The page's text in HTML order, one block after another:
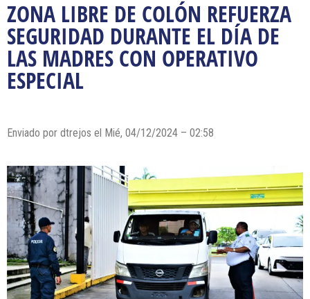
ZONA LIBRE DE COLÓN REFUERZA
SEGURIDAD DURANTE EL DÍA DE
LAS MADRES CON OPERATIVO
ESPECIAL
Enviado por dtrejos el Mié, 04/12/2024 – 02:58